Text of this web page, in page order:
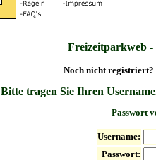
Freizeitparkweb
Noch nicht registriert?
Bitte tragen Sie Ihren
Passwort
Username:
Passwort: